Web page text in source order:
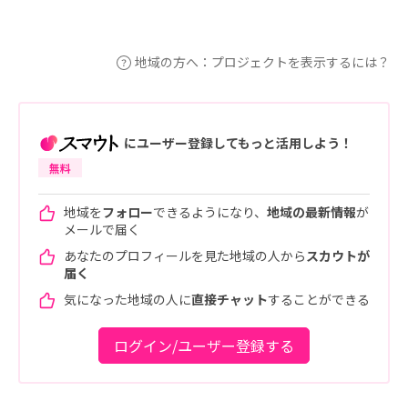
地域の方へ：プロジェクトを表示するには？
にユーザー登録してもっと活用しよう！
無料
地域をフォローできるようになり、 地域の最新情報が
メールで届く
あなたのプロフィールを見た地域の人からスカウトが
届く
気になった地域の人に直接チャットすることができる
ログイン/ユーザー登録する